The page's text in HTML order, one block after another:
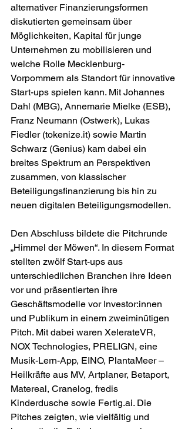
alternativer Finanzierungsformen
diskutierten gemeinsam über
Möglichkeiten, Kapital für junge
Unternehmen zu mobilisieren und
welche Rolle Mecklenburg-
Vorpommern als Standort für innovative
Start-ups spielen kann. Mit Johannes
Dahl (MBG), Annemarie Mielke (ESB),
Franz Neumann (Ostwerk), Lukas
Fiedler (tokenize.it) sowie Martin
Schwarz (Genius) kam dabei ein
breites Spektrum an Perspektiven
zusammen, von klassischer
Beteiligungsfinanzierung bis hin zu
neuen digitalen Beteiligungsmodellen.
Den Abschluss bildete die Pitchrunde
„Himmel der Möwen“. In diesem Format
stellten zwölf Start-ups aus
unterschiedlichen Branchen ihre Ideen
vor und präsentierten ihre
Geschäftsmodelle vor Investor:innen
und Publikum in einem zweiminütigen
Pitch. Mit dabei waren XelerateVR,
NOX Technologies, PRELIGN, eine
Musik-Lern-App, EINO, PlantaMeer –
Heilkräfte aus MV, Artplaner, Betaport,
Matereal, Cranelog, fredis
Kinderdusche sowie Fertig.ai. Die
Pitches zeigten, wie vielfältig und